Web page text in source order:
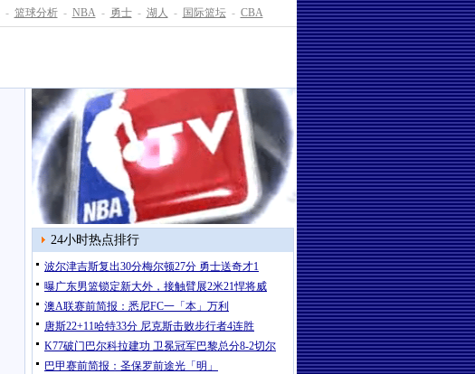
- 篮球分析 - NBA - 勇士 - 湖人 - 国际篮坛 - CBA
24小时热点排行
波尔津吉斯复出30分梅尔顿27分 勇士送奇才1
曝广东男篮锁定新大外，接触臂展2米21悍将威
澳A联赛前简报：悉尼FC一「本」万利
唐斯22+11哈特33分 尼克斯击败步行者4连胜
K77破门巴尔科拉建功 卫冕冠军巴黎总分8-2切尔
巴甲赛前简报：圣保罗前途光「明」